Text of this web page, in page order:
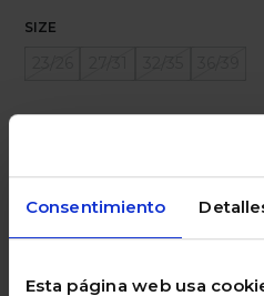
Consentimiento
Esta página web usa
SIZE